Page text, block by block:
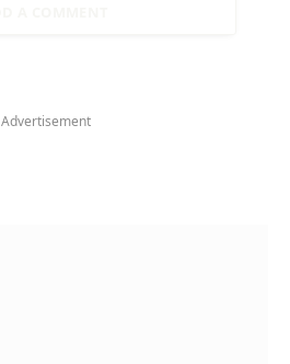
Advertisement